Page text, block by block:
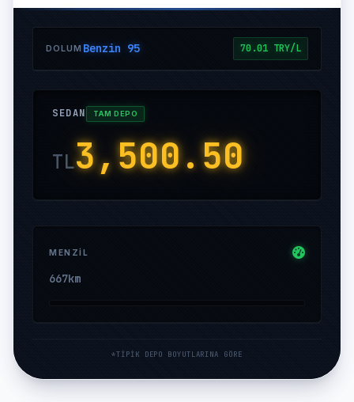
DOLUM Benzin 95 70.01 TRY/L
SEDAN TAM DEPO
TL3,500.50
MENZIL
667km
*TIPIK DEPO BOYUTLARINA GÖRE